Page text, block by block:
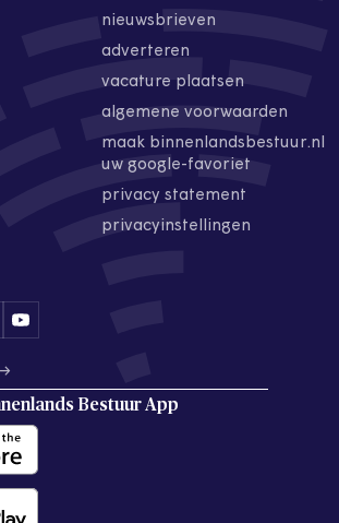
nieuwsbrieven
adverteren
vacature plaatsen
algemene voorwaarden
maak binnenlandsbestuur.nl
uw google-favoriet
privacy statement
privacyinstellingen
Bestuur App